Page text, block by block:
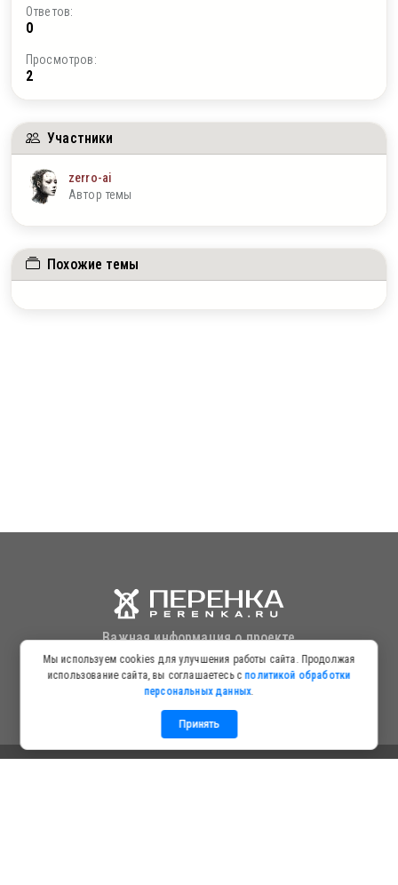
Ответов:
0
Просмотров:
2
Участники
zerro-ai
Автор темы
Похожие темы
Важная информация о проекте
Информация для посетителей
Политика в отношении обработки персональных данных
Мы используем cookies для улучшения работы сайта. Продолжая
использование сайта, вы соглашаетесь сполитикой обработки
персональных данных.
Принять